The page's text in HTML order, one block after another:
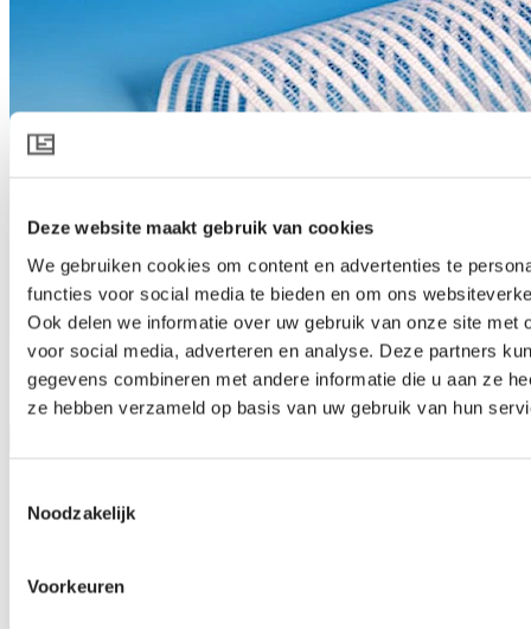
Deze website maakt gebruik van cookies
We gebruiken cookies om content en advertenties te
functies voor social media te bieden en om ons
Ook delen we informatie over uw gebruik van onze site met
voor social media, adverteren en analyse. Deze partners
gegevens combineren met andere informatie die u aan ze
ze hebben verzameld op basis van uw gebruik van hun
Noodzakelijk
Voorkeuren
HARMONY 3015 O E
Lichtspreiding, schaduw en koeling
dagen beschermt, koelt en verspreid het scherm licht van veel meer